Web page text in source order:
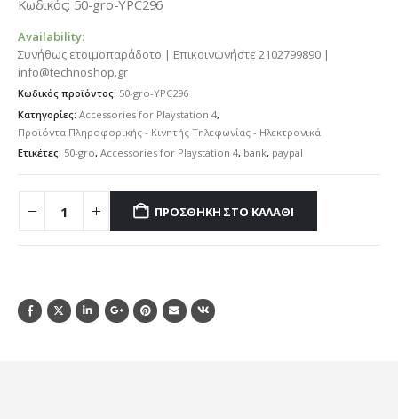
12.99€.
Κωδικός: 50-gro-YPC296
Availability:
Συνήθως ετοιμοπαράδοτο | Επικοινωνήστε 2102799890 |
info@technoshop.gr
Κωδικός προϊόντος: 50-gro-YPC296
Κατηγορίες: Accessories for Playstation 4,
Προϊόντα Πληροφορικής - Κινητής Τηλεφωνίας - Ηλεκτρονικά
Ετικέτες: 50-gro, Accessories for Playstation 4, bank, paypal
ΠΡΟΣΘΉΚΗ ΣΤΟ ΚΑΛΆΘΙ